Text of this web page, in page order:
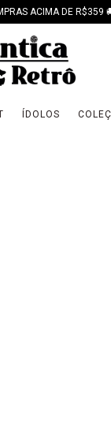
ACIMA DE R$359
ÍDOLOS